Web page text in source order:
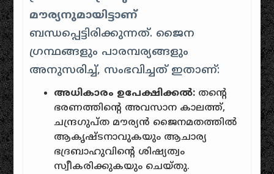
മൗര്യനുമായിട്ടാണ്
ബന്ധപ്പെട്ടിരിക്കുന്നത്. ജൈന
ഗ്രന്ഥങ്ങളും പാരമ്പര്യങ്ങളും
അനുസരിച്ച്, സംഭവിച്ചത് ഇതാണ്:
അധികാരം ഉപേക്ഷിക്കൽ: തന്റെ
ഭരണത്തിന്റെ അവസാന കാലത്ത്,
ചന്ദ്രഗുപ്ത മൗര്യൻ ജൈനമതത്തിൽ
ആകൃഷ്ടനാവുകയും ആചാര്യ
ഭദ്രബാഹുവിന്റെ ശിഷ്യത്വം
സ്വീകരിക്കുകയും ചെയ്തു.